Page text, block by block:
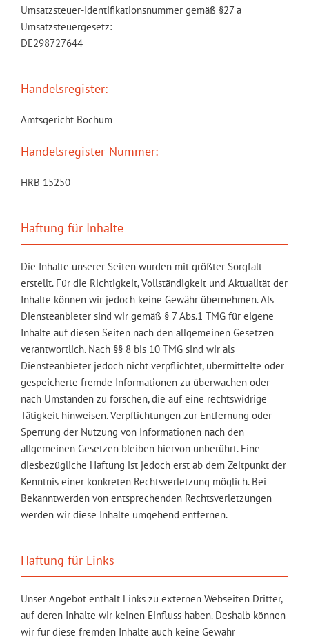
Umsatzsteuer-Identifikationsnummer gemäß §27 a
Umsatzsteuergesetz:
DE298727644
Handelsregister:
Amtsgericht Bochum
Handelsregister-Nummer:
HRB 15250
Haftung für Inhalte
Die Inhalte unserer Seiten wurden mit größter Sorgfalt
erstellt. Für die Richtigkeit, Vollständigkeit und Aktualität der
Inhalte können wir jedoch keine Gewähr übernehmen. Als
Diensteanbieter sind wir gemäß § 7 Abs.1 TMG für eigene
Inhalte auf diesen Seiten nach den allgemeinen Gesetzen
verantwortlich. Nach §§ 8 bis 10 TMG sind wir als
Diensteanbieter jedoch nicht verpflichtet, übermittelte oder
gespeicherte fremde Informationen zu überwachen oder
nach Umständen zu forschen, die auf eine rechtswidrige
Tätigkeit hinweisen. Verpflichtungen zur Entfernung oder
Sperrung der Nutzung von Informationen nach den
allgemeinen Gesetzen bleiben hiervon unberührt. Eine
diesbezügliche Haftung ist jedoch erst ab dem Zeitpunkt der
Kenntnis einer konkreten Rechtsverletzung möglich. Bei
Bekanntwerden von entsprechenden Rechtsverletzungen
werden wir diese Inhalte umgehend entfernen.
Haftung für Links
Unser Angebot enthält Links zu externen Webseiten Dritter,
auf deren Inhalte wir keinen Einfluss haben. Deshalb können
wir für diese fremden Inhalte auch keine Gewähr